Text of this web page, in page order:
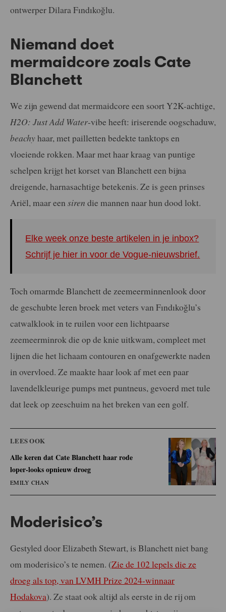
ontwerper Dilara Fındıkoğlu.
Niemand doet
mermaidcore zoals Cate
Blanchett
We zijn gewend dat mermaidcore een soort Y2K-achtige,
H2O: Just Add Water-vibe heeft: iriserende oogschaduw,
beachyhaar, met pailletten bedekte tanktops en
vloeiende rokken. Maar met haar kraag van puntige
schelpen krijgt het korset van Blanchett een bijna
dreigende, harnasachtige betekenis. Ze is geen prinses
Ariël, maar een siren die mannen naar hun dood lokt.
Elke week onze beste artikelen in je inbox?
Schrijf je hier in voor de Vogue-nieuwsbrief.
Toch omarmde Blanchett de zeemeerminnenlook door
de geschubte leren broek met veters van Fındıkoğlu’s
catwalklook in te ruilen voor een lichtpaarse
zeemeerminrok die op de knie uitkwam, compleet met
lijnen die het lichaam contouren en onafgewerkte naden
in overvloed. Ze maakte haar look af met een paar
lavendelkleurige pumps met puntneus, gevoerd met tule
dat leek op zeeschuim na het breken van een golf.
LEES OOK
Alle keren dat Cate Blanchett haar rode
loper-looks opnieuw droeg
EMILY CHAN
Moderisico’s
Gestyled door Elizabeth Stewart, is Blanchett niet bang
om moderisico’s te nemen. (Zie de 102 lepels die ze
droeg als top, van LVMH Prize 2024-winnaar
Hodakova). Ze staat ook altijd als eerste in de rij om